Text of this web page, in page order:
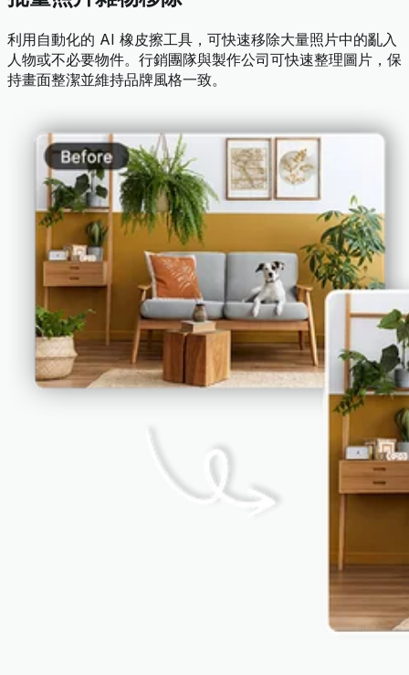
利用自動化的 AI 橡皮擦工具，可快速移除大量照片中的亂入
人物或不必要物件。行銷團隊與製作公司可快速整理圖片，保
持畫面整潔並維持品牌風格一致。